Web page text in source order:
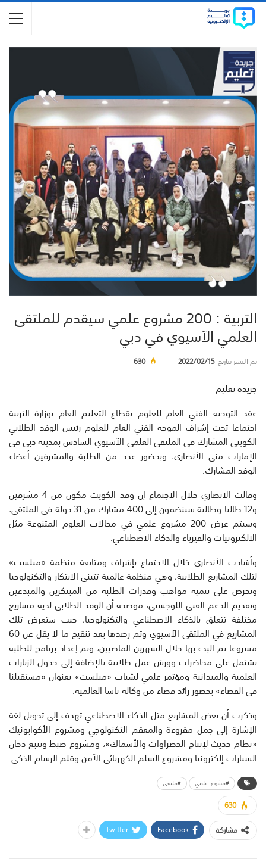
التربية : 200 مشروع علمي سيقدم للملتقى
العلمي الآسيوي في دبي
تم النشر بتاريخ2022/02/15
630
جريدة تعليم
عقد التوجيه الفني العام للعلوم بقطاع التعليم العام بوزارة التربية
اجتماعا تحت إشراف الموجه الفني العام للعلوم رئيس الوفد الطلابي
الكويتي المشارك في الملتقى العلمي الآسيوي السادس بمدينة دبي في
الإمارات منى الأنصاري، وبحضور عدد من الطلبة والمشرفين أعضاء
الوفد المشارك.
وقالت الانصاري خلال الاجتماع إن وفد الكويت مكون من 4 مشرفين
و12 طالبا وطالبة سينضمون إلى 400 مشارك من 31 دولة في الملتقى،
وسيتم عرض 200 مشروع علمي في مجالات العلوم المتنوعة مثل
الالكترونيات والفيزياء والذكاء الاصطناعي.
وأشادت الأنصاري خلال الاجتماع بإشراف ومتابعة منظمة «ميلست»
لتلك المشاريع الطلابية، وهي منظمة عالمية تتبنى الابتكار والتكنولوجيا
وتحرص على تنمية مواهب وقدرات الطلبة من المبتكرين والمبدعين
وتقديم الدعم الفني اللوجستي، موضحة أن الوفد الطلابي لديه مشاريع
مختلفة تتعلق بالذكاء الاصطناعي والتكنولوجيا، حيث ستعرض تلك
المشاريع في الملتقى الآسيوي وتم رصدها بعد تنقيح ما لا يقل عن 60
مشروعا تم البدء بها خلال الشهرين الماضيين، وتم إعداد برنامج للطلبة
يشتمل على محاضرات وورش عمل طلابية بالإضافة إلى جدول الزيارات
العلمية والميدانية ومؤتمر علمي لشباب «ميلست» بعنوان «مستقبلنا
في الفضاء» بحضور رائد فضاء من وكالة ناسا العالمية.
وذكرت أن بعض المشاريع مثل الذكاء الاصطناعي تهدف إلى تحويل لغة
الإشارة إلى جمل مقروءة والمعقم التكنولوجي ومشروع الأكوابونيك
«نظام حديث لإنتاج الخضراوات والأسماك»، ومشروع ضبط وتتبع دخان
السيارات إلكترونيا ومشروع السلم الكهربائي الآمن وقلم الرسام الذكي.
#مشوع_علمي #ملتقى
630
مشاركة
Facebook
Twitter